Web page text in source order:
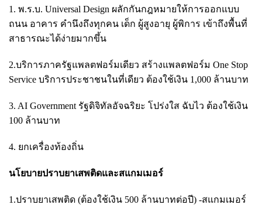
1. พ.ร.บ. Universal Design ผลักกันกฎหมายให้การออกแบบ
ถนน อาคาร คำนึงถึงทุกคน เด็ก ผู้สูงอายุ ผู้พิการ เข้าถึงพื้นที่
สาธารณะได้ง่ายมากขึ้น
2.บริการภาครัฐแพลตฟอร์มเดียว สร้างแพลตฟอร์ม One Stop
Service บริการประชาชนในที่เดียว ต้องใช้เงิน 1,000 ล้านบาท
3. AI Government รัฐดิจิทัลอัจฉริยะ โปร่งใส ฉับไว ต้องใช้เงิน
100 ล้านบาท
4. ยกเครื่องท้องถิ่น
นโยบายปราบยาเสพติดและสแกมเมอร์
1.ปราบยาเสพติด (ต้องใช้เงิน 500 ล้านบาทต่อปี) -สแกมเมอร์